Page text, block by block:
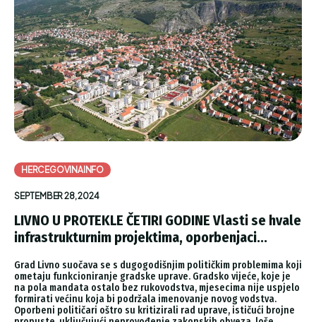
HERCEGOVINAINFO
SEPTEMBER 28, 2024
LIVNO U PROTEKLE ČETIRI GODINE Vlasti se hvale
infrastrukturnim projektima, oporbenjaci...
Grad Livno suočava se s dugogodišnjim političkim problemima koji
ometaju funkcioniranje gradske uprave. Gradsko vijeće, koje je
na pola mandata ostalo bez rukovodstva, mjesecima nije uspjelo
formirati većinu koja bi podržala imenovanje novog vodstva.
Oporbeni političari oštro su kritizirali rad uprave, ističući brojne